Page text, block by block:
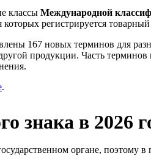
классы Международной
регистрируется товарный
167 новых терминов для
продукции. Часть терминов
.
знака в 2026
органе, поэтому в